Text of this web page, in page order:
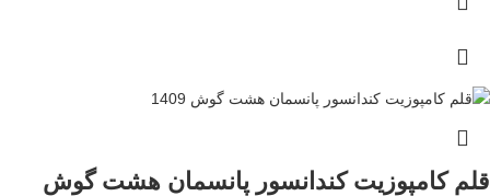
قلم کامپوزیت کندانسور پانسمان هشت گوش